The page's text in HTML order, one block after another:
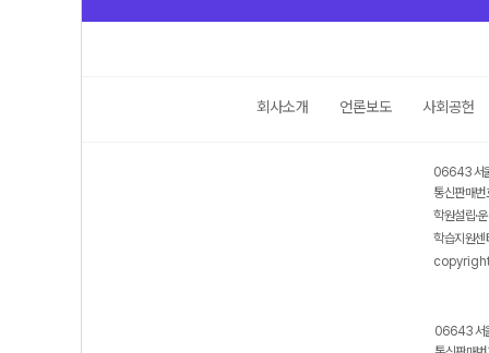
회사소개 언론보도 사회공헌
06643 서
통신판매
학원설립·
학습지원
06643 서